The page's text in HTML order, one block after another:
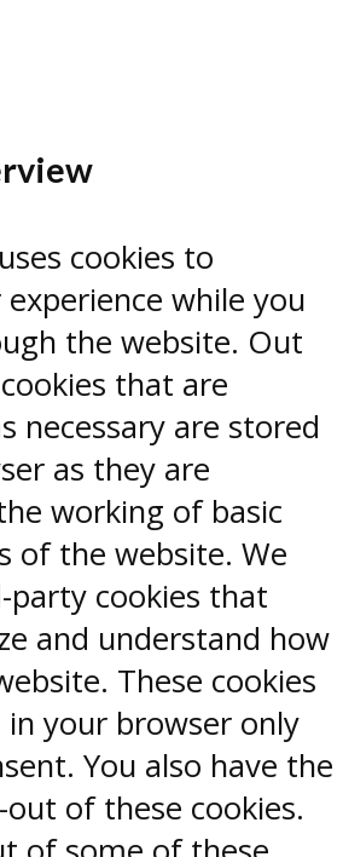
cookies to
while you
the website. Out
that are
necessary are stored
as they are
working of basic
of the website. We
party cookies that
and understand how
These cookies
your browser only
You also have the
of these cookies.